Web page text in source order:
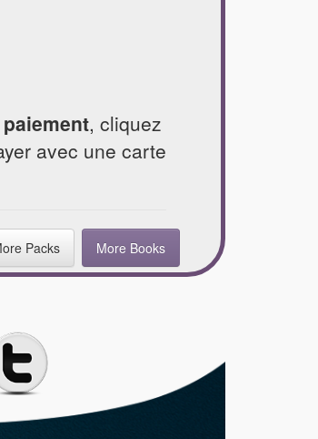
, cliquez
avec une carte
Packs More Books